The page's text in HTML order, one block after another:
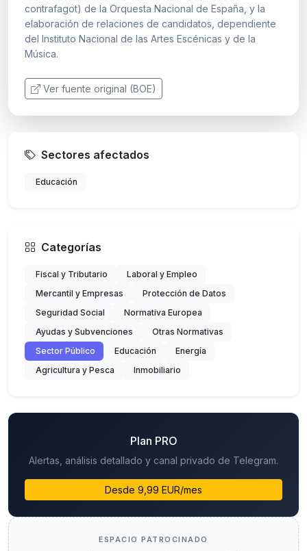
contrafagot) de la Orquesta Nacional de España, y la
elaboración de relaciones de candidatos, dependiente
del Instituto Nacional de las Artes Escénicas y de la
Música.
Ver fuente original (BOE)
Sectores afectados
Educación
Categorías
Fiscal y Tributario
Laboral y Empleo
Mercantil y Empresas
Protección de Datos
Seguridad Social
Normativa Europea
Ayudas y Subvenciones
Otras Normativas
Sector Público
Educación
Energía
Agricultura y Pesca
Inmobiliario
Plan PRO
Alertas, análisis detallado y canal privado de Telegram.
Desde 9,99 EUR/mes
ESPACIO PATROCINADO